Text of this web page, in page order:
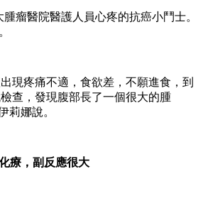
瘤醫院醫護人員心疼的抗癌小鬥士。
現疼痛不適，食欲差，不願進食，到
查，發現腹部長了一個很大的腫
莉娜說。
療，副反應很大